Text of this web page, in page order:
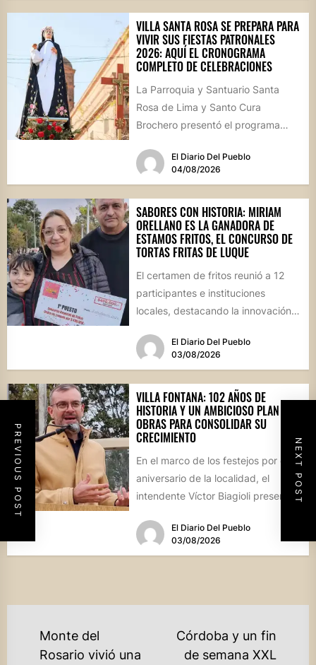
PREVIOUS POST NEXT POST
VILLA SANTA ROSA SE PREPARA PARA
VIVIR SUS FIESTAS PATRONALES
2026: AQUÍ EL CRONOGRAMA
COMPLETO DE CELEBRACIONES
La Parroquia y Santuario Santa
Rosa de Lima y Santo Cura
Brochero presentó el programa
El Diario Del Pueblo
04/08/2026
SABORES CON HISTORIA: MIRIAM
ORELLANO ES LA GANADORA DE
ESTAMOS FRITOS, EL CONCURSO DE
TORTAS FRITAS DE LUQUE
El certamen de fritos reunió a 12
participantes e instituciones
locales, destacando la innovación
El Diario Del Pueblo
03/08/2026
VILLA FONTANA: 102 AÑOS DE
HISTORIA Y UN AMBICIOSO PLAN DE
OBRAS PARA CONSOLIDAR SU
CRECIMIENTO
En el marco de los festejos por el
aniversario de la localidad, el
intendente Víctor Biagioli presentó
El Diario Del Pueblo
03/08/2026
NAVEGACIÓN
Monte del
Rosario vivió una
Córdoba y un fin
de semana XXL